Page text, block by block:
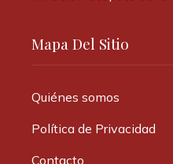
Mapa Del Sitio
Quiénes somos
Política de Privacidad
Contacto